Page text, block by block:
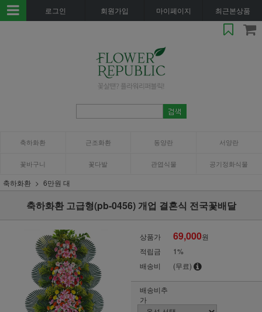
로그인 회원가입 마이페이지 최근본상품
축하화환 근조화환 동양란 서양란
꽃바구니 꽃다발 관엽식물 공기정화식물
축하화환 6만원 대
축하화환 고급형(pb-0456) 개업 결혼식 전국꽃배달
상품가 69,000원
적립금
1%
배송비
(무료)
배송비추
가